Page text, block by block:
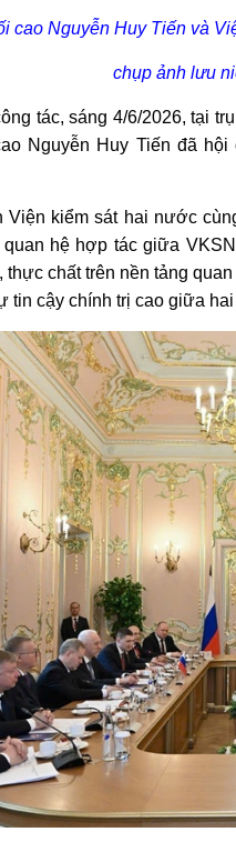
cao Nguyễn Huy Tiến và
chụp ảnh lưu
tác, sáng 4/6/2026, tại
Nguyễn Huy Tiến đã
Viện kiểm sát hai nước
hệ hợp tác giữa
thực chất trên nền tảng
tin cậy chính trị cao giữa